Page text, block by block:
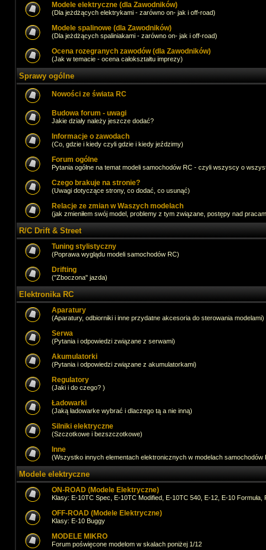
Modele elektryczne (dla Zawodników)
(Dla jeżdżących elektrykami - zarówno on- jak i off-road)
Modele spalinowe (dla Zawodników)
(Dla jeżdżących spaliniakami - zarówno on- jak i off-road)
Ocena rozegranych zawodów (dla Zawodników)
(Jak w temacie - ocena całokształtu imprezy)
Sprawy ogólne
Nowości ze świata RC
Budowa forum - uwagi
Jakie działy należy jeszcze dodać?
Informacje o zawodach
(Co, gdzie i kiedy czyli gdzie i kiedy jeździmy)
Forum ogólne
Pytania ogólne na temat modeli samochodów RC - czyli wszyscy o
Czego brakuje na stronie?
(Uwagi dotyczące strony, co dodać, co usunąć)
Relacje ze zmian w Waszych modelach
(jak zmieniłem swój model, problemy z tym związane, postępy nad
R/C Drift & Street
Tuning stylistyczny
(Poprawa wyglądu modeli samochodów RC)
Drifting
("Zboczona" jazda)
Elektronika RC
Aparatury
(Aparatury, odbiorniki i inne przydatne akcesoria do sterowania modelami)
Serwa
(Pytania i odpowiedzi związane z serwami)
Akumulatorki
(Pytania i odpowiedzi związane z akumulatorkami)
Regulatory
(Jaki i do czego? )
Ładowarki
(Jaką ładowarke wybrać i dlaczego tą a nie inną)
Silniki elektryczne
(Szczotkowe i bezszczotkowe)
Inne
(Wszystko innych elementach elektronicznych w modelach samochodów
Modele elektryczne
ON-ROAD (Modele Elektryczne)
Klasy: E-10TC Spec, E-10TC Modified, E-10TC 540, E-12, E-10 Formuła,
OFF-ROAD (Modele Elektryczne)
Klasy: E-10 Buggy
MODELE MIKRO
Forum poświęcone modelom w skalach poniżej 1/12